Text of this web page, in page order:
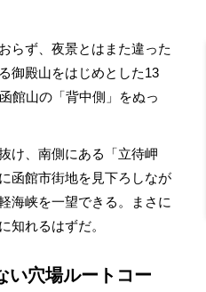
らず、夜景とはまた違った
御殿山をはじめとした13
館山の「背中側」をぬっ
け、南側にある「立待岬
函館市街地を見下ろしなが
海峡を一望できる。まさに
知れるはずだ。
い穴場ルートコー